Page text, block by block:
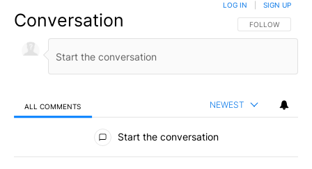
Conversation FOLLOW THIS
FOLLOW
LOG IN SIGN UP
ALL COMMENTS NEWEST
All Comments
Start the conversation